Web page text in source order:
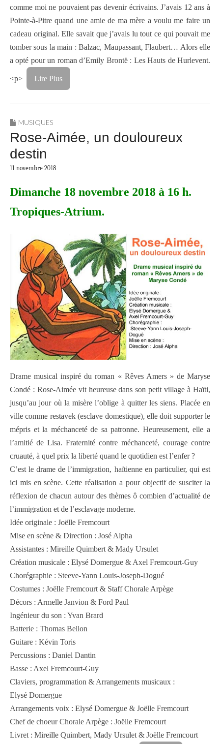
comme moi ne pouvaient pas devenir écrivains. J’avais 12 ans à
Pointe-à-Pitre quand une amie de ma mère a voulu me faire un
cadeau original. Elle savait que j’avais lu tout ce qui pouvait me
tomber sous la main : Balzac, Maupassant, Flaubert… Alors elle
a opté pour un roman d’Emily Brontë : Les Hauts de Hurlevent.
<p> Lire Plus
MUSIQUES
Rose-Aimée, un douloureux
destin
11 novembre 2018
Dimanche 18 novembre 2018 à 16 h.
Tropiques-Atrium.
Drame musical inspiré du roman « Rêves Amers » de Maryse
Condé : Rose-Aimée vit heureuse dans son petit village à Haïti,
jusqu’au jour où la misère l’oblige à quitter les siens. Placée en
ville comme restavek (esclave domestique), elle doit supporter le
mépris et la méchanceté de sa patronne. Heureusement, elle a
l’amitié de Lisa. Fraternité contre méchanceté, courage contre
cruauté, à quel prix la liberté quand le quotidien est l’enfer ?
C’est le drame de l’immigration, haïtienne en particulier, qui est
ici mis en scène. Cette réalisation a pour objectif de susciter la
réflexion de chacun autour des thèmes ô combien d’actualité de
l’immigration et de l’esclavage moderne.
Idée originale : Joëlle Fremcourt
Mise en scène & Direction : José Alpha
Assistantes : Mireille Quimbert & Mady Ursulet
Création musicale : Elysé Domergue & Axel Fremcourt-Guy
Chorégraphie : Steeve-Yann Louis-Joseph-Dogué
Costumes : Joëlle Fremcourt & Staff Chorale Arpège
Décors : Armelle Janvion & Ford Paul
Ingénieur du son : Yvan Brard
Batterie : Thomas Bellon
Guitare : Kévin Toris
Percussions : Daniel Dantin
Basse : Axel Fremcourt-Guy
Claviers, programmation & Arrangements musicaux :
Elysé Domergue
Arrangements voix : Elysé Domergue & Joëlle Fremcourt
Chef de choeur Chorale Arpège : Joëlle Fremcourt
Livret : Mireille Quimbert, Mady Ursulet & Joëlle Fremcourt